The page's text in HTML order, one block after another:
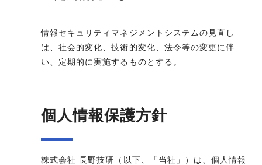
情報セキュリティマネジメントシステムの見直し
は、社会的変化、技術的変化、法令等の変更に伴
い、定期的に実施するものとする。
個人情報保護方針
株式会社 長野技研（以下、「当社」）は、個人情報